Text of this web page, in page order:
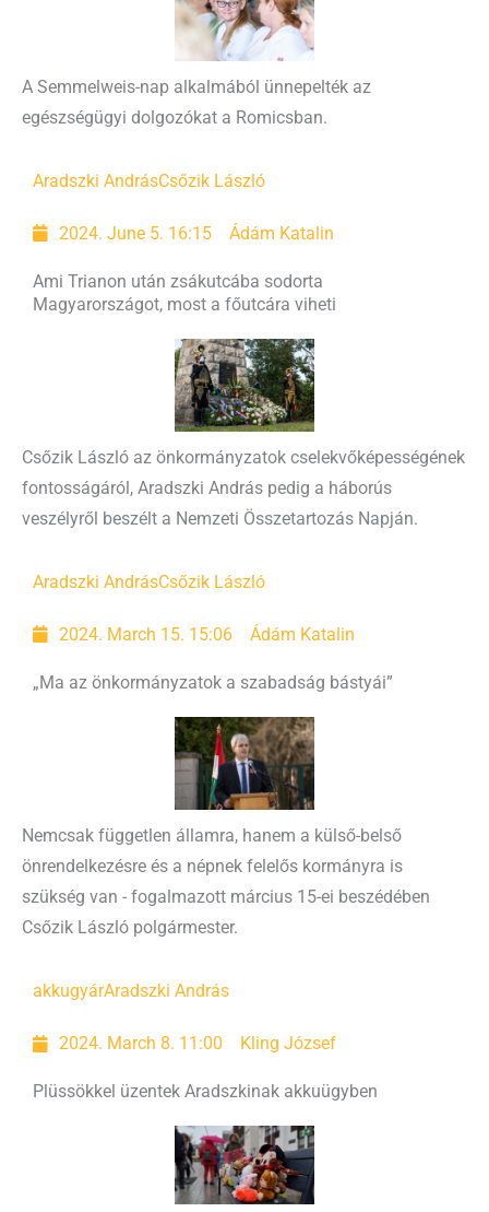
A Semmelweis-nap alkalmából ünnepelték az
egészségügyi dolgozókat a Romicsban.
Aradszki AndrásCsőzik László
2024. June 5. 16:15 Ádám Katalin
Ami Trianon után zsákutcába sodorta
Magyarországot, most a főutcára viheti
Csőzik László az önkormányzatok cselekvőképességének
fontosságáról, Aradszki András pedig a háborús
veszélyről beszélt a Nemzeti Összetartozás Napján.
Aradszki AndrásCsőzik László
2024. March 15. 15:06 Ádám Katalin
„Ma az önkormányzatok a szabadság bástyái”
Nemcsak független államra, hanem a külső-belső
önrendelkezésre és a népnek felelős kormányra is
szükség van - fogalmazott március 15-ei beszédében
Csőzik László polgármester.
akkugyárAradszki András
2024. March 8. 11:00 Kling József
Plüssökkel üzentek Aradszkinak akkuügyben